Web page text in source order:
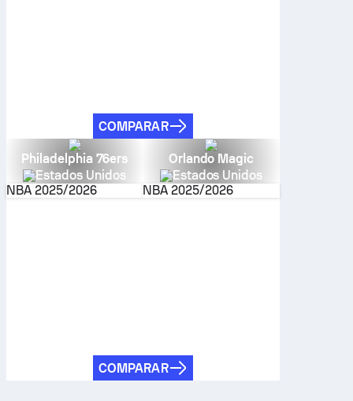
COMPARAR
Philadelphia 76ers
Estados Unidos
NBA 2025/2026
Orlando Magic
Estados Unidos
NBA 2025/2026
COMPARAR